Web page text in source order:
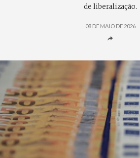
de liberalização.
08 DE MAIO DE 2026